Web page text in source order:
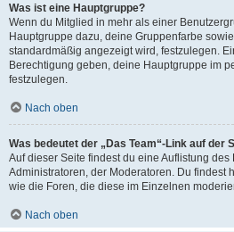
Was ist eine Hauptgruppe?
Wenn du Mitglied in mehr als einer
Hauptgruppe dazu, deine Gruppenfarbe
standardmäßig angezeigt wird, festzulegen.
Berechtigung geben, deine Hauptgruppe im
festzulegen.
Nach oben
Was bedeutet der „Das Team“-Link auf der
Auf dieser Seite findest du eine Auflistung
Administratoren, der Moderatoren. Du findest
wie die Foren, die diese im Einzelnen
Nach oben